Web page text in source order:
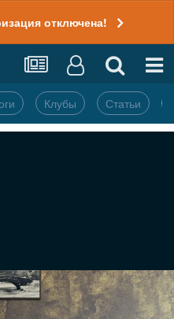
отключена!
Клубы Статьи